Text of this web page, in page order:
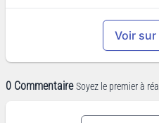
Voir
0 Commentaire Soyez le premier à